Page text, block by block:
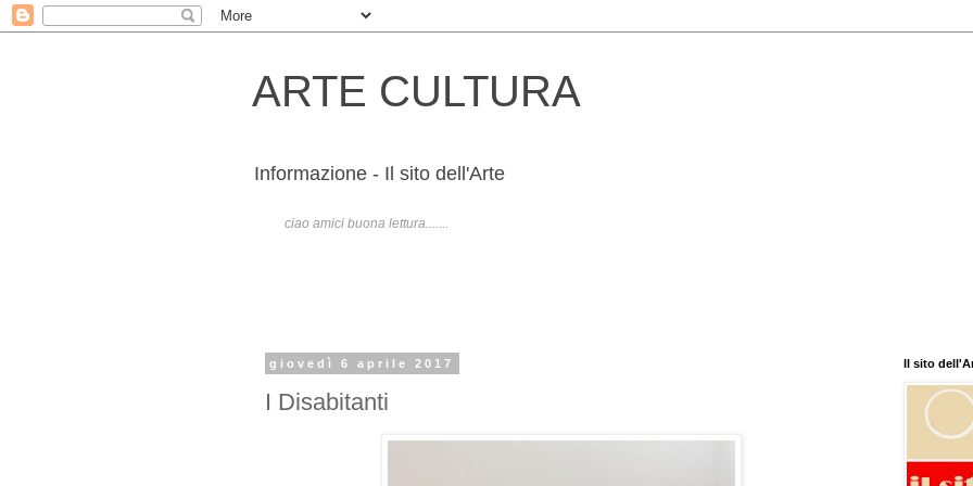
ARTE CULTURA
Informazione - Il sito dell'Arte
ciao amici buona lettura.......
giovedì 6 aprile 2017
I Disabitanti
Il sito